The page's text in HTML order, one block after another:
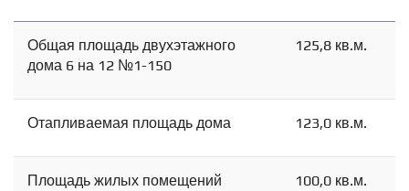
Общая площадь двухэтажного
дома 6 на 12 №1-150
125,8 кв.м.
Отапливаемая площадь дома 123,0 кв.м.
Площадь жилых помещений 100,0 кв.м.